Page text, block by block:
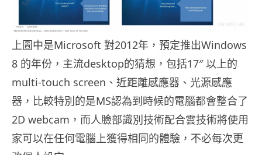
上圖中是Microsoft 對2012年，預定推出Windows
8 的年份，主流desktop的猜想，包括17″ 以上的
multi-touch screen、近距離感應器、光源感應
器，比較特別的是MS認為到時候的電腦都會整合了
2D webcam，而人臉部識別技術配合雲技術將使用
家可以在任何電腦上獲得相同的體驗，不必每次更